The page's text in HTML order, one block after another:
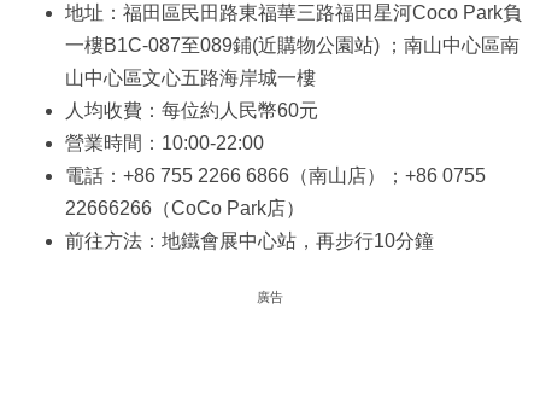
地址：福田區民田路東福華三路福田星河Coco Park負
一樓B1C-087至089鋪(近購物公園站) ；南山中心區南
山中心區文心五路海岸城一樓
人均收費：每位約人民幣60元
營業時間：10:00-22:00
電話：+86 755 2266 6866（南山店）；+86 0755
22666266（CoCo Park店）
前往方法：地鐵會展中心站，再步行10分鐘
廣告